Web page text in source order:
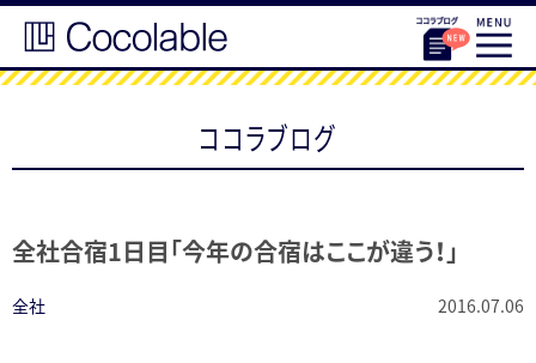
ココラブログ
全社合宿1日目「今年の合宿はここが違う！」
全社 2016.07.06